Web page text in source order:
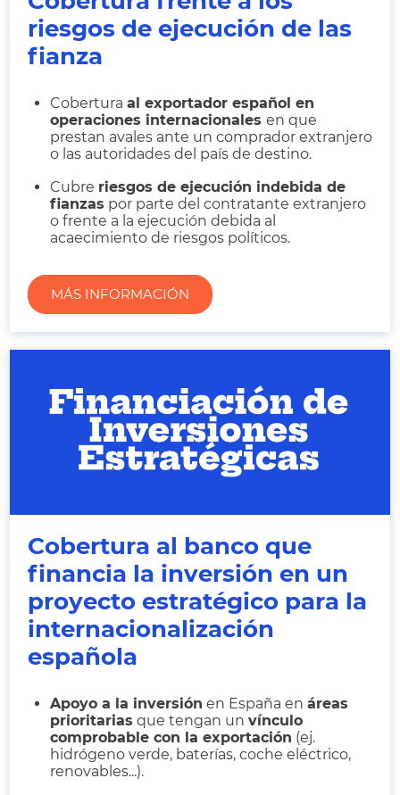
riesgos de ejecución de las
fianza
Cobertura al exportador español en
operaciones internacionales en que
prestan avales ante un comprador extranjero
o las autoridades del país de destino.
Cubre riesgos de ejecución indebida de
fianzas por parte del contratante extranjero
o frente a la ejecución debida al
acaecimiento de riesgos políticos.
MÁS INFORMACIÓN
Cobertura al banco que
financia la inversión en un
proyecto estratégico para la
internacionalización
española
Apoyo a la inversión en España en áreas
prioritarias que tengan un vínculo
comprobable con la exportación (ej.
hidrógeno verde, baterías, coche eléctrico,
renovables...).